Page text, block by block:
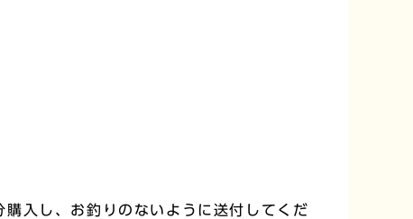
入し、お釣りのないように送付してくだ